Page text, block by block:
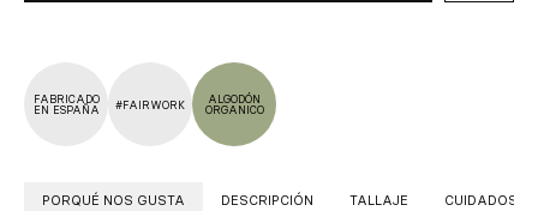
FABRICADO
EN ESPAÑA
#FAIRWORK
ALGODÓN
ORGANICO
PORQUÉ NOS GUSTA DESCRIPCIÓN TALLAJE CUIDADOS